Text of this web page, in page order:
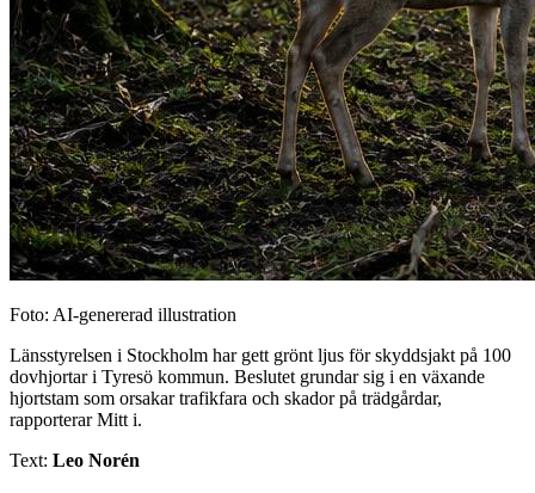
Foto: AI-genererad illustration
Länsstyrelsen i Stockholm har gett grönt ljus för skyddsjakt på 100
dovhjortar i Tyresö kommun. Beslutet grundar sig i en växande
hjortstam som orsakar trafikfara och skador på trädgårdar,
rapporterar Mitt i.
Text: Leo Norén